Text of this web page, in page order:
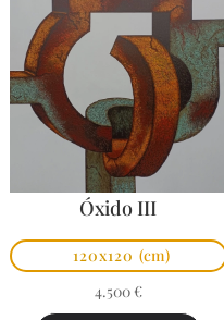
Óxido III
120x120 (cm)
4.500 €